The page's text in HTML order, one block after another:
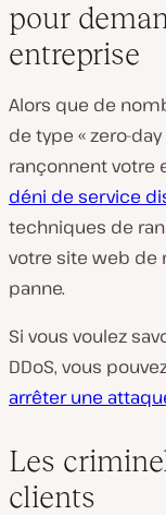
pour
entreprise
Alors que de
de type « zero-
rançonnent votre
déni de service
techniques de
votre site web de
panne.
Si vous voulez
DDoS, vous
arrêter une
Les
clients